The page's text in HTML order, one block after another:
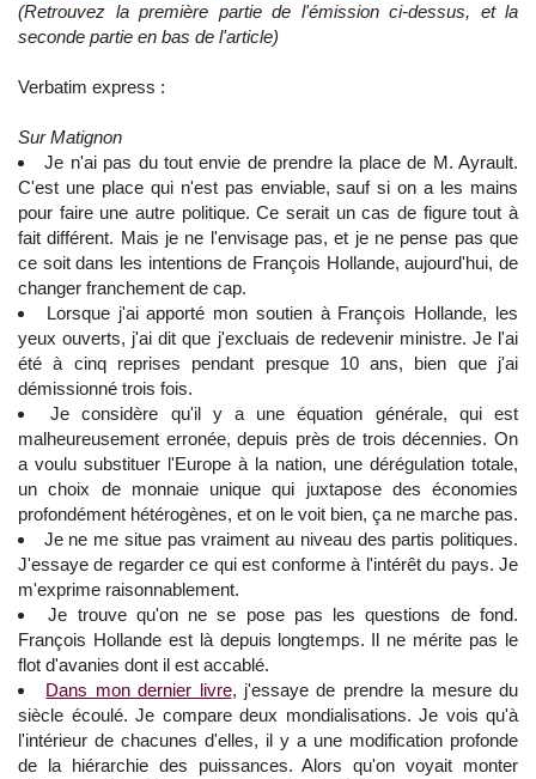
(Retrouvez la première partie de l'émission ci-dessus, et la
seconde partie en bas de l'article)
Verbatim express :
Sur Matignon
Je n'ai pas du tout envie de prendre la place de M. Ayrault.
C'est une place qui n'est pas enviable, sauf si on a les mains
pour faire une autre politique. Ce serait un cas de figure tout à
fait différent. Mais je ne l'envisage pas, et je ne pense pas que
ce soit dans les intentions de François Hollande, aujourd'hui, de
changer franchement de cap.
Lorsque j'ai apporté mon soutien à François Hollande, les
yeux ouverts, j'ai dit que j'excluais de redevenir ministre. Je l'ai
été à cinq reprises pendant presque 10 ans, bien que j'ai
démissionné trois fois.
Je considère qu'il y a une équation générale, qui est
malheureusement erronée, depuis près de trois décennies. On
a voulu substituer l'Europe à la nation, une dérégulation totale,
un choix de monnaie unique qui juxtapose des économies
profondément hétérogènes, et on le voit bien, ça ne marche pas.
Je ne me situe pas vraiment au niveau des partis politiques.
J'essaye de regarder ce qui est conforme à l'intérêt du pays. Je
m'exprime raisonnablement.
Je trouve qu'on ne se pose pas les questions de fond.
François Hollande est là depuis longtemps. Il ne mérite pas le
flot d'avanies dont il est accablé.
Dans mon dernier livre, j'essaye de prendre la mesure du
siècle écoulé. Je compare deux mondialisations. Je vois qu'à
l'intérieur de chacunes d'elles, il y a une modification profonde
de la hiérarchie des puissances. Alors qu'on voyait monter